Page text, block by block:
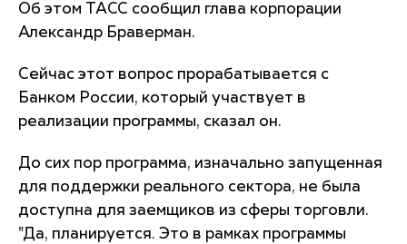
Об этом ТАСС сообщил глава корпорации
Александр Браверман.
Сейчас этот вопрос прорабатывается с
Банком России, который участвует в
реализации программы, сказал он.
До сих пор программа, изначально запущенная
для поддержки реального сектора, не была
доступна для заемщиков из сферы торговли.
"Да, планируется. Это в рамках программы